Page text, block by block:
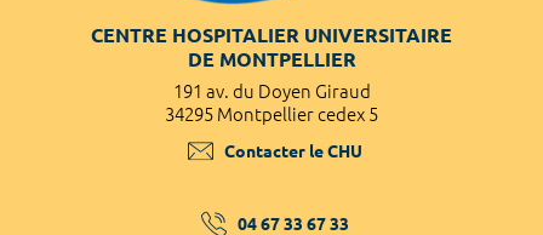
CENTRE HOSPITALIER UNIVERSITAIRE
DE MONTPELLIER
191 av. du Doyen Giraud
34295 Montpellier cedex 5
Contacter le CHU
04 67 33 67 33